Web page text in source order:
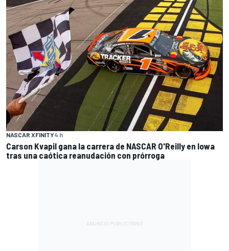
NASCAR XFINITY4 h
Carson Kvapil gana la carrera de NASCAR O'Reilly en Iowa
tras una caótica reanudación con prórroga